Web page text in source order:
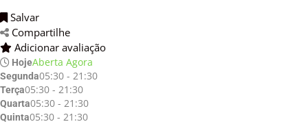
Salvar
Compartilhe
Adicionar avaliação
HojeAberta Agora
Segunda05:30 - 21:30
Terça05:30 - 21:30
Quarta05:30 - 21:30
Quinta05:30 - 21:30